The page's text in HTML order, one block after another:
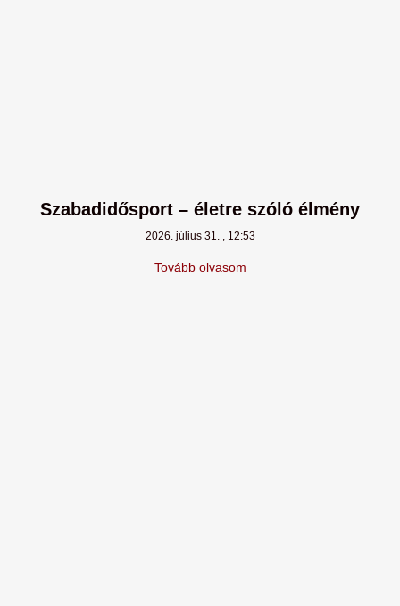
Szabadidősport – életre szóló élmény
2026. július 31. 12:53
Tovább olvasom